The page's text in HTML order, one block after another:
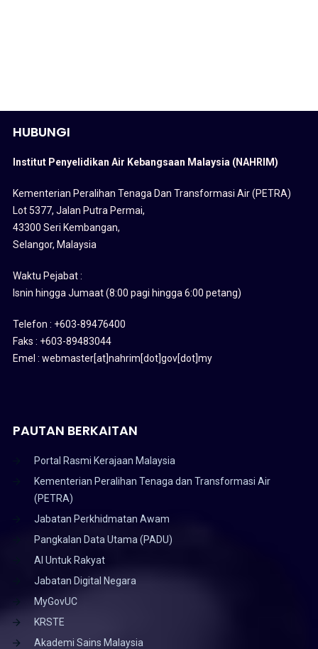
HUBUNGI
Institut Penyelidikan Air Kebangsaan Malaysia (NAHRIM)
Kementerian Peralihan Tenaga Dan Transformasi Air (PETRA)
Lot 5377, Jalan Putra Permai,
43300 Seri Kembangan,
Selangor, Malaysia
Waktu Pejabat :
Isnin hingga Jumaat (8:00 pagi hingga 6:00 petang)
Telefon : +603-89476400
Faks : +603-89483044
Emel : webmaster[at]nahrim[dot]gov[dot]my
PAUTAN BERKAITAN
Portal Rasmi Kerajaan Malaysia
Kementerian Peralihan Tenaga dan Transformasi Air
(PETRA)
Jabatan Perkhidmatan Awam
Pangkalan Data Utama (PADU)
AI Untuk Rakyat
Jabatan Digital Negara
MyGovUC
KRSTE
Akademi Sains Malaysia